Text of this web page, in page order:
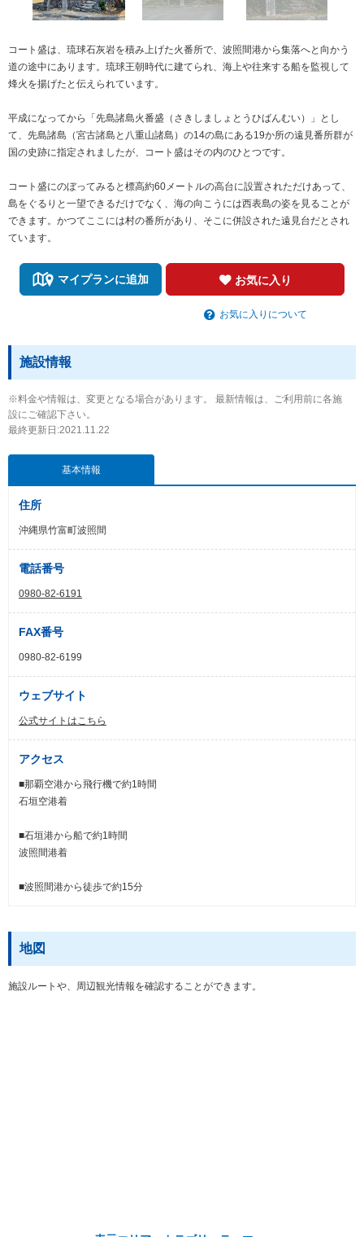
コート盛は、琉球石灰岩を積み上げた火番所で、波照間港から集落へと向かう
道の途中にあります。琉球王朝時代に建てられ、海上や往来する船を監視して
烽火を揚げたと伝えられています。
平成になってから「先島諸島火番盛（さきしましょとうひばんむい）」とし
て、先島諸島（宮古諸島と八重山諸島）の14の島にある19か所の遠見番所群が
国の史跡に指定されましたが、コート盛はその内のひとつです。
コート盛にのぼってみると標高約60メートルの高台に設置されただけあって、
島をぐるりと一望できるだけでなく、海の向こうには西表島の姿を見ることが
できます。かつてここには村の番所があり、そこに併設された遠見台だとされ
ています。
マイプランに追加 お気に入り
お気に入りについて
施設情報
※料金や情報は、変更となる場合があります。 最新情報は、ご利用前に各施
設にご確認下さい。
最終更新日:2021.11.22
基本情報
住所
沖縄県竹富町波照間
電話番号
0980-82-6191
FAX番号
0980-82-6199
ウェブサイト
公式サイトはこちら
アクセス
■那覇空港から飛行機で約1時間
石垣空港着
■石垣港から船で約1時間
波照間港着
■波照間港から徒歩で約15分
地図
施設ルートや、周辺観光情報を確認することができます。